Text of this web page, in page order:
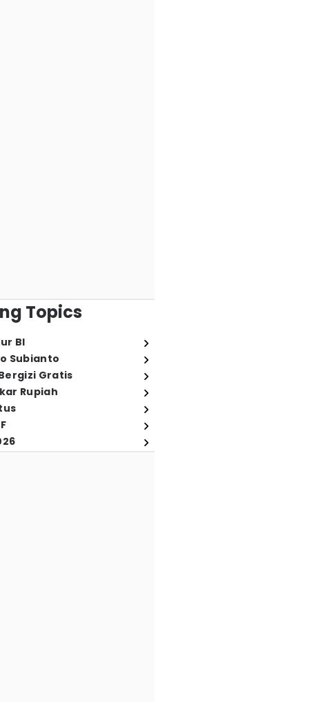
Topics
BI
Subianto
Gratis
Rupiah